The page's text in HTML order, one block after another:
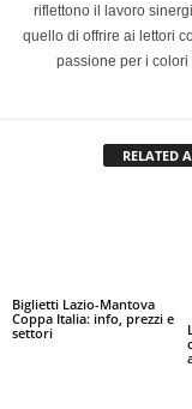
riflettono il lavoro
quello di offrire ai lettori
passione per i
RELATED
Biglietti Lazio-Mantova
Coppa Italia: info, prezzi e
settori